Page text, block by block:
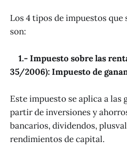
Los 4 tipos de impuestos que
son:
1.- Impuesto sobre las
35/2006): Impuesto de
Este impuesto se aplica a las
partir de inversiones y
bancarios, dividendos,
rendimientos de capital.